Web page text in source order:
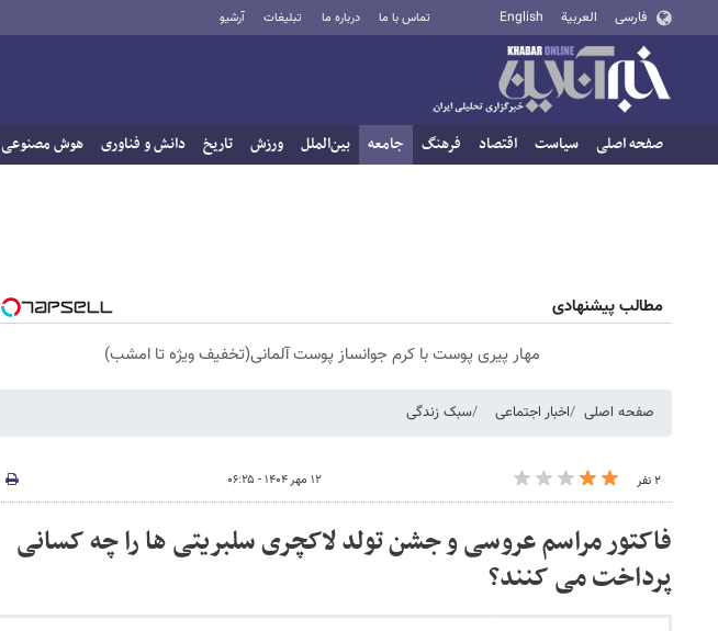
فارسی العربية English تماس با ما درباره ما تبلیغات آرشیو
صفحه اصلی سیاست اقتصاد فرهنگ جامعه بین‌الملل ورزش تاریخ دانش و فناوری هوش مصنوعی
مطالب پیشنهادی
مهار پیری پوست با کرم جوانساز پوست آلمانی(تخفیف ویژه تا امشب)
صفحه اصلی اخبار اجتماعی سبک زندگی
۲ نفر ۱۲ مهر ۱۴۰۴ - ۰۶:۲۵
فاکتور مراسم عروسی و جشن تولد لاکچری سلبریتی ها را چه کسانی
پرداخت می کنند؟